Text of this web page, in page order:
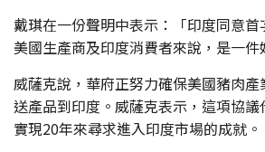
戴琪在一份聲明中表示：「印度同意
美國生產商及印度消費者來說，是一件
威薩克說，華府正努力確保美國豬肉
送產品到印度。威薩克表示，這項協
實現20年來尋求進入印度市場的成就。